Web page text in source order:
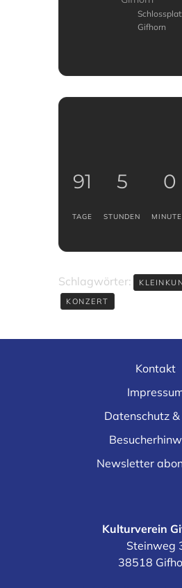
Gifhorn
91
TAGE
5
STUNDEN
0
Schlagwörter:
KONZERT
Kontakt
Datenschutz &
Newsletter
Kulturverein
Steinweg
38518